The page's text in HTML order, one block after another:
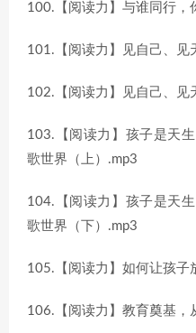
100.【阅读力】与谁同行，
101.【阅读力】见自己、见
102.【阅读力】见自己、见
103.【阅读力】孩子是天
歌世界（上）.mp3
104.【阅读力】孩子是天
歌世界（下）.mp3
105.【阅读力】如何让孩子
106.【阅读力】教育奠基，